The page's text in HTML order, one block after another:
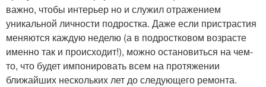
важно, чтобы интерьер но и служил отражением
уникальной личности подростка. Даже если пристрастия
меняются каждую неделю (а в подростковом возрасте
именно так и происходит!), можно остановиться на чем-
то, что будет импонировать всем на протяжении
ближайших нескольких лет до следующего ремонта.